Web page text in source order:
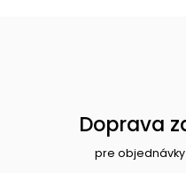
Doprava
pre